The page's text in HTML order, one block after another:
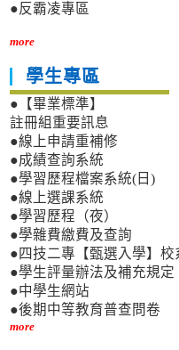
●反霸凌專區
more
學生專區
●【畢業標準】
註冊組重要訊息
●線上申請重補修
●成績查詢系統
●學習歷程檔案系統(日)
●線上選課系統
●學習歷程（夜）
●學雜費繳費及查詢
●四技二專【甄選入學】校
●學生評量辦法及補充規定
●中學生網站
●後期中等教育普查問卷
more